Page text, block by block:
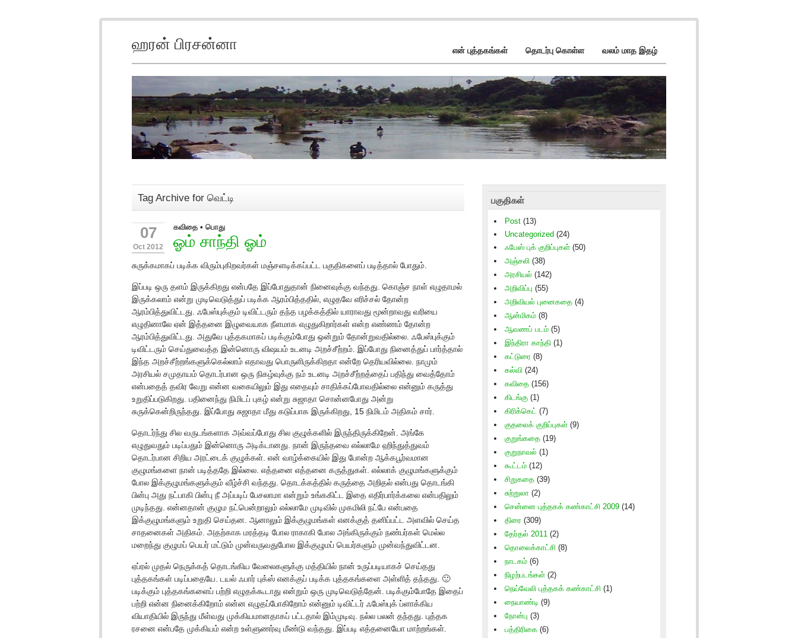
ஹரன் பிரசன்னா என் புத்தகங்கள் தொடர்பு கொள்ள வலம் மாத இதழ்
Tag Archive for வெட்டி
07
Oct 2012
கவிதை • பொது
ஓம் சாந்தி ஓம்
சுருக்கமாகப் படிக்க விரும்புகிறவர்கள் மஞ்சளடிக்கப்பட்ட பகுதிகளைப் படித்தால் போதும்.
இப்படி ஒரு தளம் இருக்கிறது என்பதே இப்போதுதான் நினைவுக்கு வந்தது. கொஞ்ச நாள் எழுதாமல்
இருக்கலாம் என்று முடிவெடுத்துப் படிக்க ஆரம்பித்ததில், எழுதவே எரிச்சல் தோன்ற
ஆரம்பித்துவிட்டது. ஃபேஸ்புக்கும் டிவிட்டரும் தந்த பழக்கத்தில் யாராவது மூன்றாவது வரியை
எழுதினாலே ஏன் இத்தனை இழுவையாக நீளமாக எழுதுகிறார்கள் என்ற எண்ணம் தோன்ற
ஆரம்பித்துவிட்டது. அதுவே புத்தகமாகப் படிக்கும்போது ஒன்றும் தோன்றுவதில்லை. ஃபேஸ்புக்கும்
டிவிட்டரும் செய்துவைத்த இன்னொரு விஷயம் உடனடி அறச்சீற்றம். இப்போது நினைத்துப் பார்த்தால்
இந்த அறச்சீற்றங்களுக்கெல்லாம் எதாவது பொருளிருக்கிறதா என்றே தெரியவில்லை. நாமும்
அரசியல் சமுதாயம் தொடர்பான ஒரு நிகழ்வுக்கு நம் உடனடி அறச்சீற்றத்தைப் பதிந்து வைத்தோம்
என்பதைத் தவிர வேறு என்ன வகையிலும் இது எதையும் சாதிக்கப்போவதில்லை என்னும் கருத்து
உறுதிப்படுகிறது. பதினைந்து நிமிடப் புகழ் என்று சுஜாதா சொன்னபோது அன்று
சுருக்கென்றிருந்தது. இப்போது சுஜாதா மீது கடுப்பாக இருக்கிறது, 15 நிமிடம் அதிகம் சார்.
தொடர்ந்து சில வருடங்களாக அவ்வப்போது சில குழுக்களில் இருந்திருக்கிறேன். அங்கே
எழுதுவதும் படிப்பதும் இன்னொரு அடிக்டானது. நான் இருந்தவை எல்லாமே ஹிந்துத்துவம்
தொடர்பான சிறிய அரட்டைக் குழுக்கள். என் வாழ்க்கையில் இது போன்ற ஆக்கபூர்வமான
குழுமங்களை நான் படித்ததே இல்லை. எத்தனை எத்தனை கருத்துகள். எல்லாக் குழுமங்களுக்கும்
போல இக்குழுமங்களுக்கும் வீழ்ச்சி வந்தது. தொடக்கத்தில் கருத்தை அறிதல் என்பது தொடங்கி
பின்பு அது நட்பாகி பின்பு நீ அப்படிப் பேசலாமா என்றும் உங்ககிட்ட இதை எதிர்பார்க்கலை என்பதிலும்
முடிந்தது. என்னதான் குழும நட்பென்றாலும் எல்லாமே முடிவில் முகமிலி நட்பே என்பதை
இக்குழுமங்களும் உறுதி செய்தன. ஆனாலும் இக்குழுமங்கள் எனக்குத் தனிப்பட்ட அளவில் செய்த
சாதனைகள் அதிகம். அதற்காக மரத்தடி போல ராகாகி போல அங்கிருக்கும் நண்பர்கள் மெல்ல
மறைந்து குழுமப் பெயர் மட்டும் முன்வருவதுபோல இக்குழுமப் பெயர்களும் முன்வந்துவிட்டன.
ஏப்ரல் முதல் நெருக்கத் தொடங்கிய வேலைகளுக்கு மத்தியில் நான் உருப்படியாகச் செய்தது
புத்தகங்கள் படிப்பதையே. டயல் ஃபார் புக்ஸ் எனக்குப் படிக்க புத்தகங்களை அள்ளித் தந்தது. 🙂
படிக்கும் புத்தகங்களைப் பற்றி எழுதக்கூடாது என்றும் ஒரு முடிவெடுத்தேன். படிக்கும்போதே இதைப்
பற்றி என்ன நினைக்கிறோம் என்ன எழுதப்போகிறோம் என்னும் டிவிட்டர் ஃபேஸ்புக் ப்ளாக்கிய
வியாதியில் இருந்து மீள்வது முக்கியமானதாகப் பட்டதால் இம்முடிவு. நல்ல பலன் தந்தது. புத்தக
ரசனை என்பதே முக்கியம் என்ற உள்ளுணர்வு மீண்டு வந்தது. இப்படி எத்தனையோ மாற்றங்கள்.
பகுதிகள்
Post(13)
Uncategorized (24)
ஃபேஸ் புக் குறிப்புகள்(50)
அஞ்சலி(38)
அரசியல் (142)
அறிவிப்பு (55)
அறிவியல் புனைகதை(4)
ஆன்மிகம்(8)
ஆவணப் படம்(5)
இந்திரா காந்தி(1)
கட்டுரை (8)
கல்வி(24)
கவிதை(156)
கிடங்கு(1)
கிரிக்கெட் (7)
குதலைக் குறிப்புகள்(9)
குறுங்கதை(19)
குறுநாவல் (1)
கூட்டம்(12)
சிறுகதை(39)
சுற்றுலா (2)
சென்னை புத்தகக் கண்காட்சி 2009(14)
திரை (309)
தேர்தல் 2011(2)
தொலைக்காட்சி(8)
நாடகம்(6)
நிழற்படங்கள்(2)
நெய்வேலி புத்தகக் கண்காட்சி(1)
நையாண்டி(9)
நோன்பு (3)
பத்திரிகை(6)